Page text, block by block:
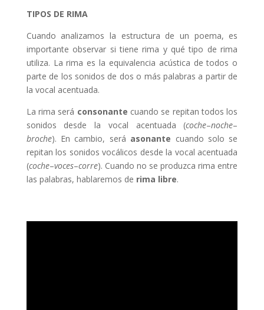
TIPOS DE RIMA
Cuando analizamos la estructura de un poema, es
importante observar si tiene rima y qué tipo de rima
utiliza. La rima es la equivalencia acústica de todos o
parte de los sonidos de dos o más palabras a partir de
la vocal acentuada.
La rima será consonante cuando se repitan todos los
sonidos desde la vocal acentuada (coche–noche–
broche). En cambio, será asonante cuando solo se
repitan los sonidos vocálicos desde la vocal acentuada
(coche–voces–corre). Cuando no se produzca rima entre
las palabras, hablaremos de rima libre.